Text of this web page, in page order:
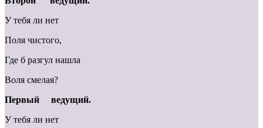
У тебя ли нет
Поля чистого,
Где б разгул нашла
Воля смелая?
Первый ведущий.
У тебя ли нет